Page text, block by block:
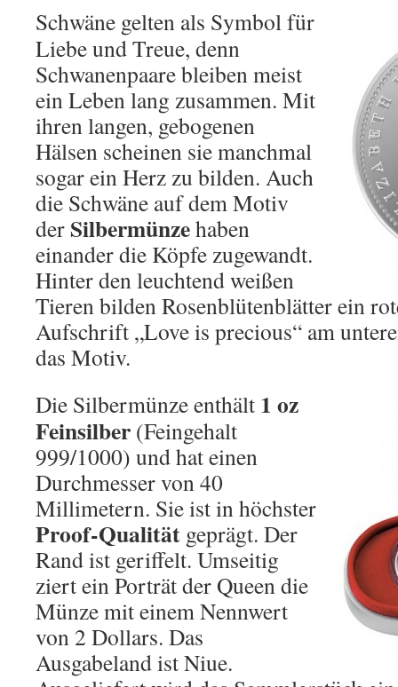
Schwäne gelten als Symbol für
Liebe und Treue, denn
Schwanenpaare bleiben meist
ein Leben lang zusammen. Mit
ihren langen, gebogenen
Hälsen scheinen sie manchmal
sogar ein Herz zu bilden. Auch
die Schwäne auf dem Motiv
der Silbermünzehaben
einander die Köpfe zugewandt.
Hinter den leuchtend weißen
Tieren bilden Rosenblütenblätter ein
Aufschrift „Love is precious“ am
das Motiv.
Die Silbermünze enthält 1 oz
Feinsilber (Feingehalt
999/1000) und hat einen
Durchmesser von 40
Millimetern. Sie ist in höchster
Proof-Qualität geprägt. Der
Rand ist geriffelt. Umseitig
ziert ein Porträt der Queen die
Münze mit einem Nennwert
von 2 Dollars. Das
Ausgabeland ist Niue.